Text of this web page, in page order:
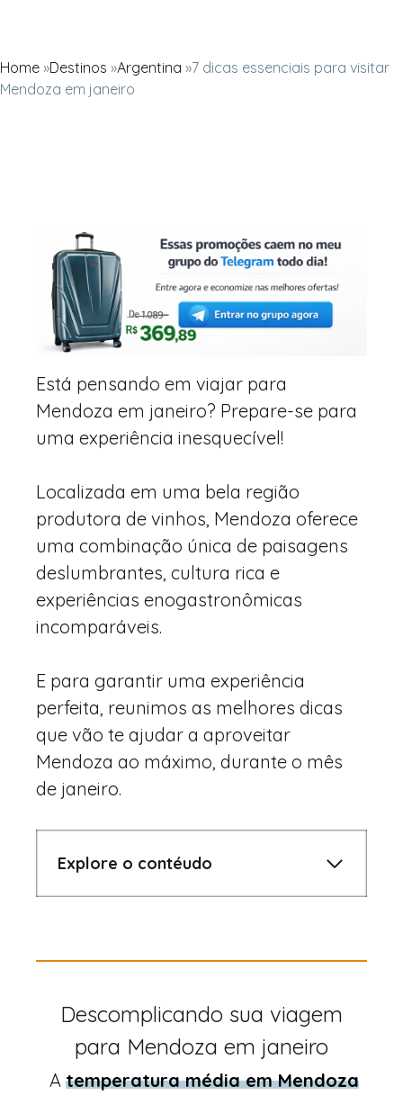
Home »Destinos »Argentina »7 dicas essenciais para visitar
Mendoza em janeiro
Está pensando em viajar para
Mendoza em janeiro? Prepare-se para
uma experiência inesquecível!
Localizada em uma bela região
produtora de vinhos, Mendoza oferece
uma combinação única de paisagens
deslumbrantes, cultura rica e
experiências enogastronômicas
incomparáveis.
E para garantir uma experiência
perfeita, reunimos as melhores dicas
que vão te ajudar a aproveitar
Mendoza ao máximo, durante o mês
de janeiro.
Explore o contéudo
Descomplicando sua viagem
para Mendoza em janeiro
A temperatura média em Mendoza